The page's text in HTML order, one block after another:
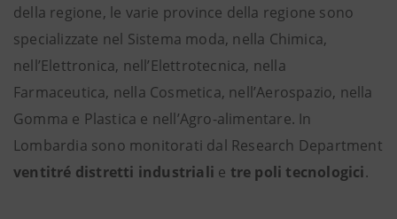
della regione, le varie province della regione sono
specializzate nel Sistema moda, nella Chimica,
nell’Elettronica, nell’Elettrotecnica, nella
Farmaceutica, nella Cosmetica, nell’Aerospazio, nella
Gomma e Plastica e nell’Agro-alimentare. In
Lombardia sono monitorati dal Research Department
ventitré distretti industriali e tre poli tecnologici.